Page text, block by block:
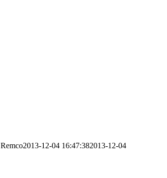
Remco2013-12-04 16:47:382013-12-04